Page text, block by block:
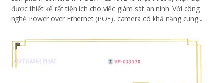
được thiết kế rất tiện ích cho việc giám sát an ninh. Với công
nghệ Power over Ethernet (POE), camera có khả năng cung...